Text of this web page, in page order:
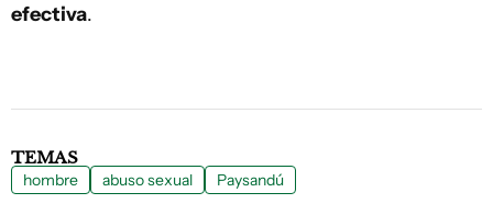
efectiva.
TEMAS
hombre abuso sexual Paysandú